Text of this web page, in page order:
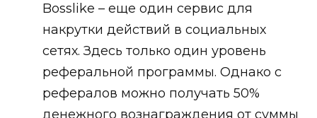
Bosslike – еще один сервис для
накрутки действий в социальных
сетях. Здесь только один уровень
реферальной программы. Однако с
рефералов можно получать 50%
денежного вознаграждения от суммы